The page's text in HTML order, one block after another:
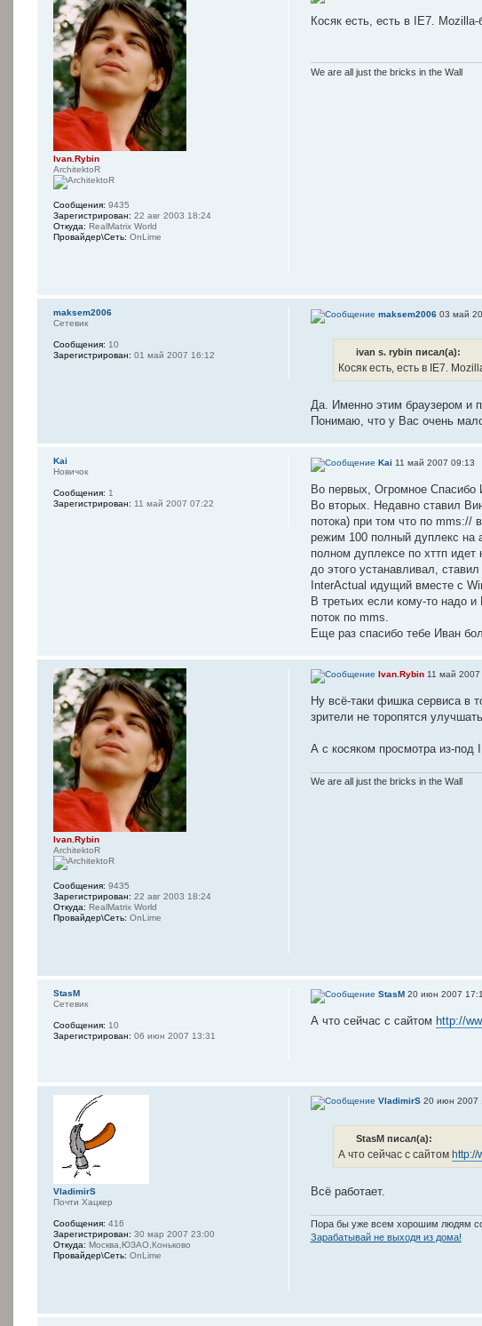
Косяк есть, есть в IE7.
We are all just the bricks in the Wall
Ivan.Rybin
ArchitektoR
Сообщения: 9435
Зарегистрирован: 22 авг 2003 18:24
Откуда: RealMatrix World
Провайдер\Сеть: OnLime
maksem200603 май
ivan s. rybin писал(а):
Косяк есть, есть в IE7.
Да. Именно этим браузером и
Понимаю, что у Вас очень
maksem2006
Сетевик
Сообщения: 10
Зарегистрирован: 01 май 2007 16:12
Kai 11 май 2007 09:13
Во первых, Огромное Спасибо
Во вторых. Недавно ставил
потока) при том что по mms://
режим 100 полный дуплекс на
полном дуплексе по хттп идет
до этого устанавливал,
InterActual идущий вместе с
В третьих если кому-то надо
поток по mms.
Еще раз спасибо тебе Иван
Kai
Новичок
Сообщения: 1
Зарегистрирован: 11 май 2007 07:22
Ivan.Rybin11 май 2007
Ну всё-таки фишка сервиса в
зрители не торопятся
А с косяком просмотра из-под
We are all just the bricks in the Wall
Ivan.Rybin
ArchitektoR
Сообщения: 9435
Зарегистрирован: 22 авг 2003 18:24
Откуда: RealMatrix World
Провайдер\Сеть: OnLime
StasM20 июн 2007
А что сейчас с сайтом http://
StasM
Сетевик
Сообщения: 10
Зарегистрирован: 06 июн 2007 13:31
VladimirS20 июн 2007
StasM писал(а):
А что сейчас с сайтом http://
Всё работает.
Пора бы уже всем хорошим людям
Зарабатывай не выходя из дома!
VladimirS
Почти Хацкер
Сообщения: 416
Зарегистрирован: 30 мар 2007 23:00
Откуда: Москва,ЮЗАО,Коньково
Провайдер\Сеть: OnLime